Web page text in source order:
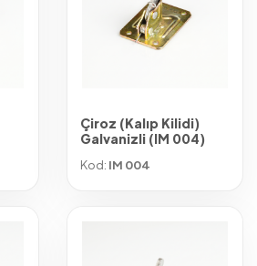
Çiroz (Kalıp Kilidi)
Galvanizli (IM 004)
Kod: IM 004